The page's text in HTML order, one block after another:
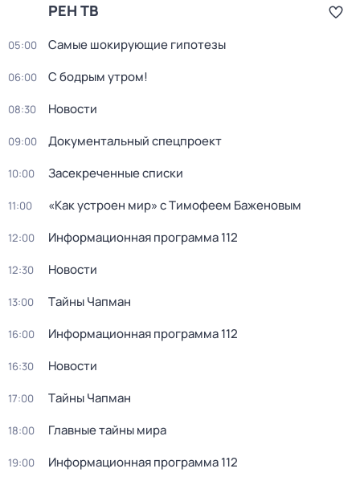
РЕН ТВ
05:00 Самые шoкиpующие гипотезы
06:00 С бодрым утром!
08:30 Новости
09:00 Документальный спецпроект
10:00 Зaceкрeченные списки
11:00 «Как устроен мир» с Тимофеем Баженовым
12:00 Информационная программа 112
12:30 Новости
13:00 Тaйны Чапман
16:00 Информационная программа 112
16:30 Новости
17:00 Тaйны Чапман
18:00 Главные тайны мира
19:00 Информационная программа 112